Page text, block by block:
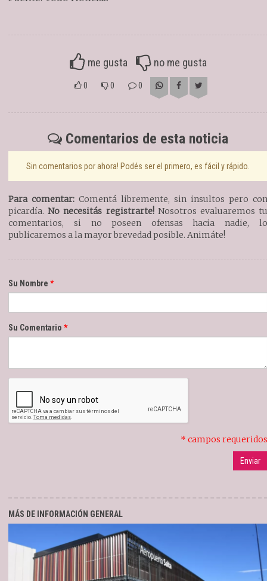
me gusta no me gusta
0 0 0
Comentarios de esta noticia
Sin comentarios por ahora! Podés ser el primero, es fácil y rápido.
Para comentar: Comentá libremente, sin insultos pero con
picardía.No necesitás registrarte!Nosotros evaluaremos tu
comentarios, si no poseen ofensas hacia nadie, lo
publicaremos a la mayor brevedad posible. Animáte!
Su Nombre
Su Comentario
* campos requeridos
MÁS DE INFORMACIÓN GENERAL